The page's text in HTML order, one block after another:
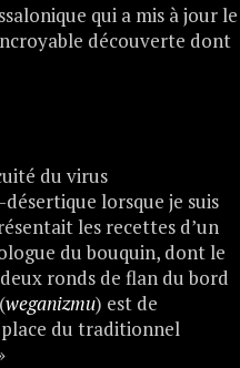
qui a mis à jour le
découverte dont
du virus
lorsque je suis
les recettes d’un
du bouquin, dont le
ronds de flan du bord
weganizmu) est de
du traditionnel